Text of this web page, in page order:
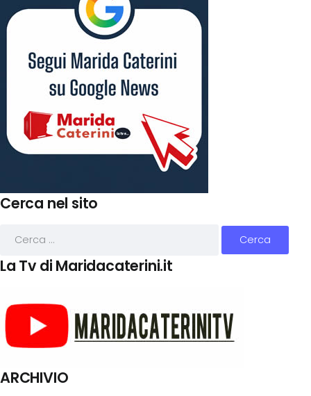
Cerca nel sito
La Tv di Maridacaterini.it
ARCHIVIO